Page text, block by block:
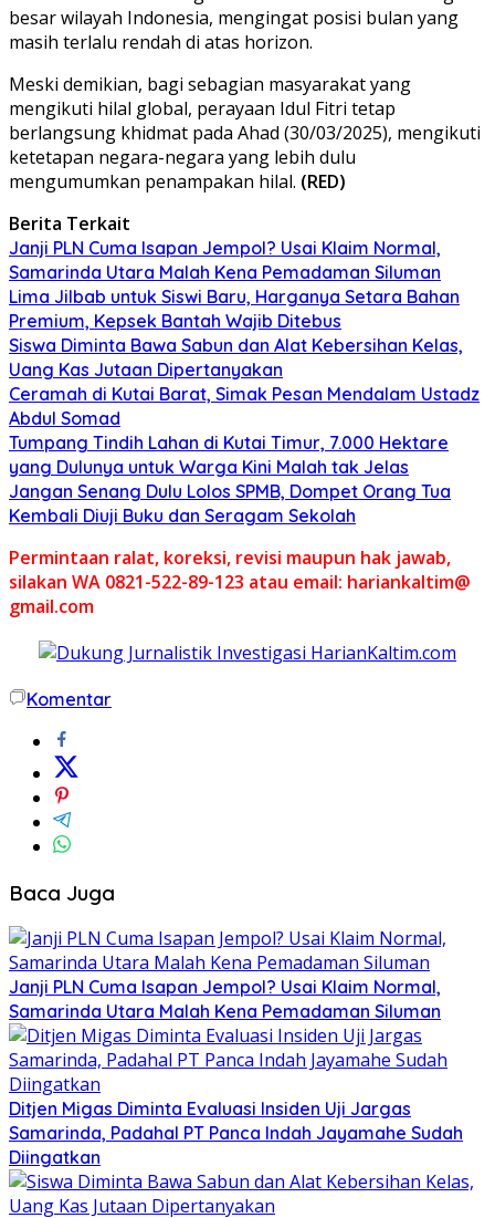
besar wilayah Indonesia, mengingat posisi bulan yang
masih terlalu rendah di atas horizon.
Meski demikian, bagi sebagian masyarakat yang
mengikuti hilal global, perayaan Idul Fitri tetap
berlangsung khidmat pada Ahad (30/03/2025), mengikuti
ketetapan negara-negara yang lebih dulu
mengumumkan penampakan hilal. (RED)
Berita Terkait
Janji PLN Cuma Isapan Jempol? Usai Klaim Normal,
Samarinda Utara Malah Kena Pemadaman Siluman
Lima Jilbab untuk Siswi Baru, Harganya Setara Bahan
Premium, Kepsek Bantah Wajib Ditebus
Siswa Diminta Bawa Sabun dan Alat Kebersihan Kelas,
Uang Kas Jutaan Dipertanyakan
Ceramah di Kutai Barat, Simak Pesan Mendalam Ustadz
Abdul Somad
Tumpang Tindih Lahan di Kutai Timur, 7.000 Hektare
yang Dulunya untuk Warga Kini Malah tak Jelas
Jangan Senang Dulu Lolos SPMB, Dompet Orang Tua
Kembali Diuji Buku dan Seragam Sekolah
Permintaan ralat, koreksi, revisi maupun hak jawab,
silakan WA 0821-522-89-123 atau email: hariankaltim@
gmail.com
Komentar
Baca Juga
Janji PLN Cuma Isapan Jempol? Usai Klaim Normal,
Samarinda Utara Malah Kena Pemadaman Siluman
Ditjen Migas Diminta Evaluasi Insiden Uji Jargas
Samarinda, Padahal PT Panca Indah Jayamahe Sudah
Diingatkan